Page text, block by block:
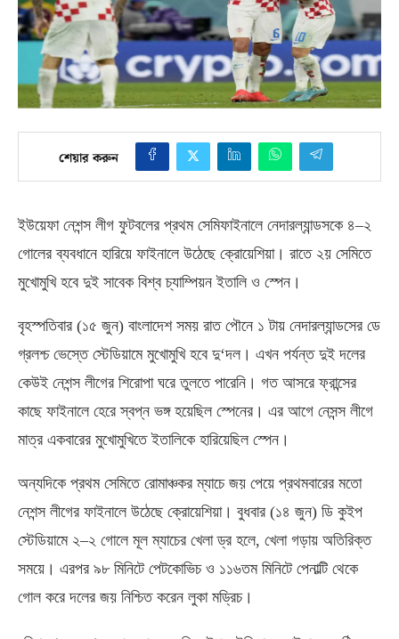
শেয়ার করুন
ইউয়েফা নেশন্স লীগ ফুটবলের প্রথম সেমিফাইনালে নেদারল্যান্ডসকে ৪–২
গোলের ব্যবধানে হারিয়ে ফাইনালে উঠেছে ক্রোয়েশিয়া। রাতে ২য় সেমিতে
মুখোমুখি হবে দুই সাবেক বিশ্ব চ্যাম্পিয়ন ইতালি ও স্পেন।
বৃহস্পতিবার (১৫ জুন) বাংলাদেশ সময় রাত পৌনে ১ টায় নেদারল্যান্ডসের ডে
গ্রলশ্চ ভেস্তে স্টেডিয়ামে মুখোমুখি হবে দু‘দল। এখন পর্যন্ত দুই দলের
কেউই নেশন্স লীগের শিরোপা ঘরে তুলতে পারেনি। গত আসরে ফ্রান্সের
কাছে ফাইনালে হেরে স্বপ্ন ভঙ্গ হয়েছিল স্পেনের। এর আগে নেসন্স লীগে
মাত্র একবারের মুখোমুখিতে ইতালিকে হারিয়েছিল স্পেন।
অন্যদিকে প্রথম সেমিতে রোমাঞ্চকর ম্যাচে জয় পেয়ে প্রথমবারের মতো
নেশন্স লীগের ফাইনালে উঠেছে ক্রোয়েশিয়া। বুধবার (১৪ জুন) ডি কুইপ
স্টেডিয়ামে ২–২ গোলে মূল ম্যাচের খেলা ড্র হলে, খেলা গড়ায় অতিরিক্ত
সময়ে। এরপর ৯৮ মিনিটে পেটকোভিচ ও ১১৬তম মিনিটে পেনাল্টি থেকে
গোল করে দলের জয় নিশ্চিত করেন লুকা মড্রিচ।